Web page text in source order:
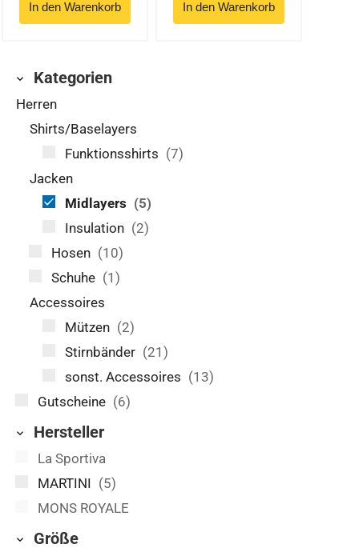
Kategorien
Herren
Shirts/Baselayers
Funktionsshirts (7)
Jacken
Midlayers (5)
Insulation (2)
Hosen (10)
Schuhe (1)
Accessoires
Mützen (2)
Stirnbänder (21)
sonst. Accessoires (13)
Gutscheine (6)
Hersteller
La Sportiva
MARTINI (5)
MONS ROYALE
Größe